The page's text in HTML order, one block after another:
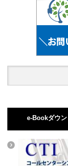
e-Bookダウ